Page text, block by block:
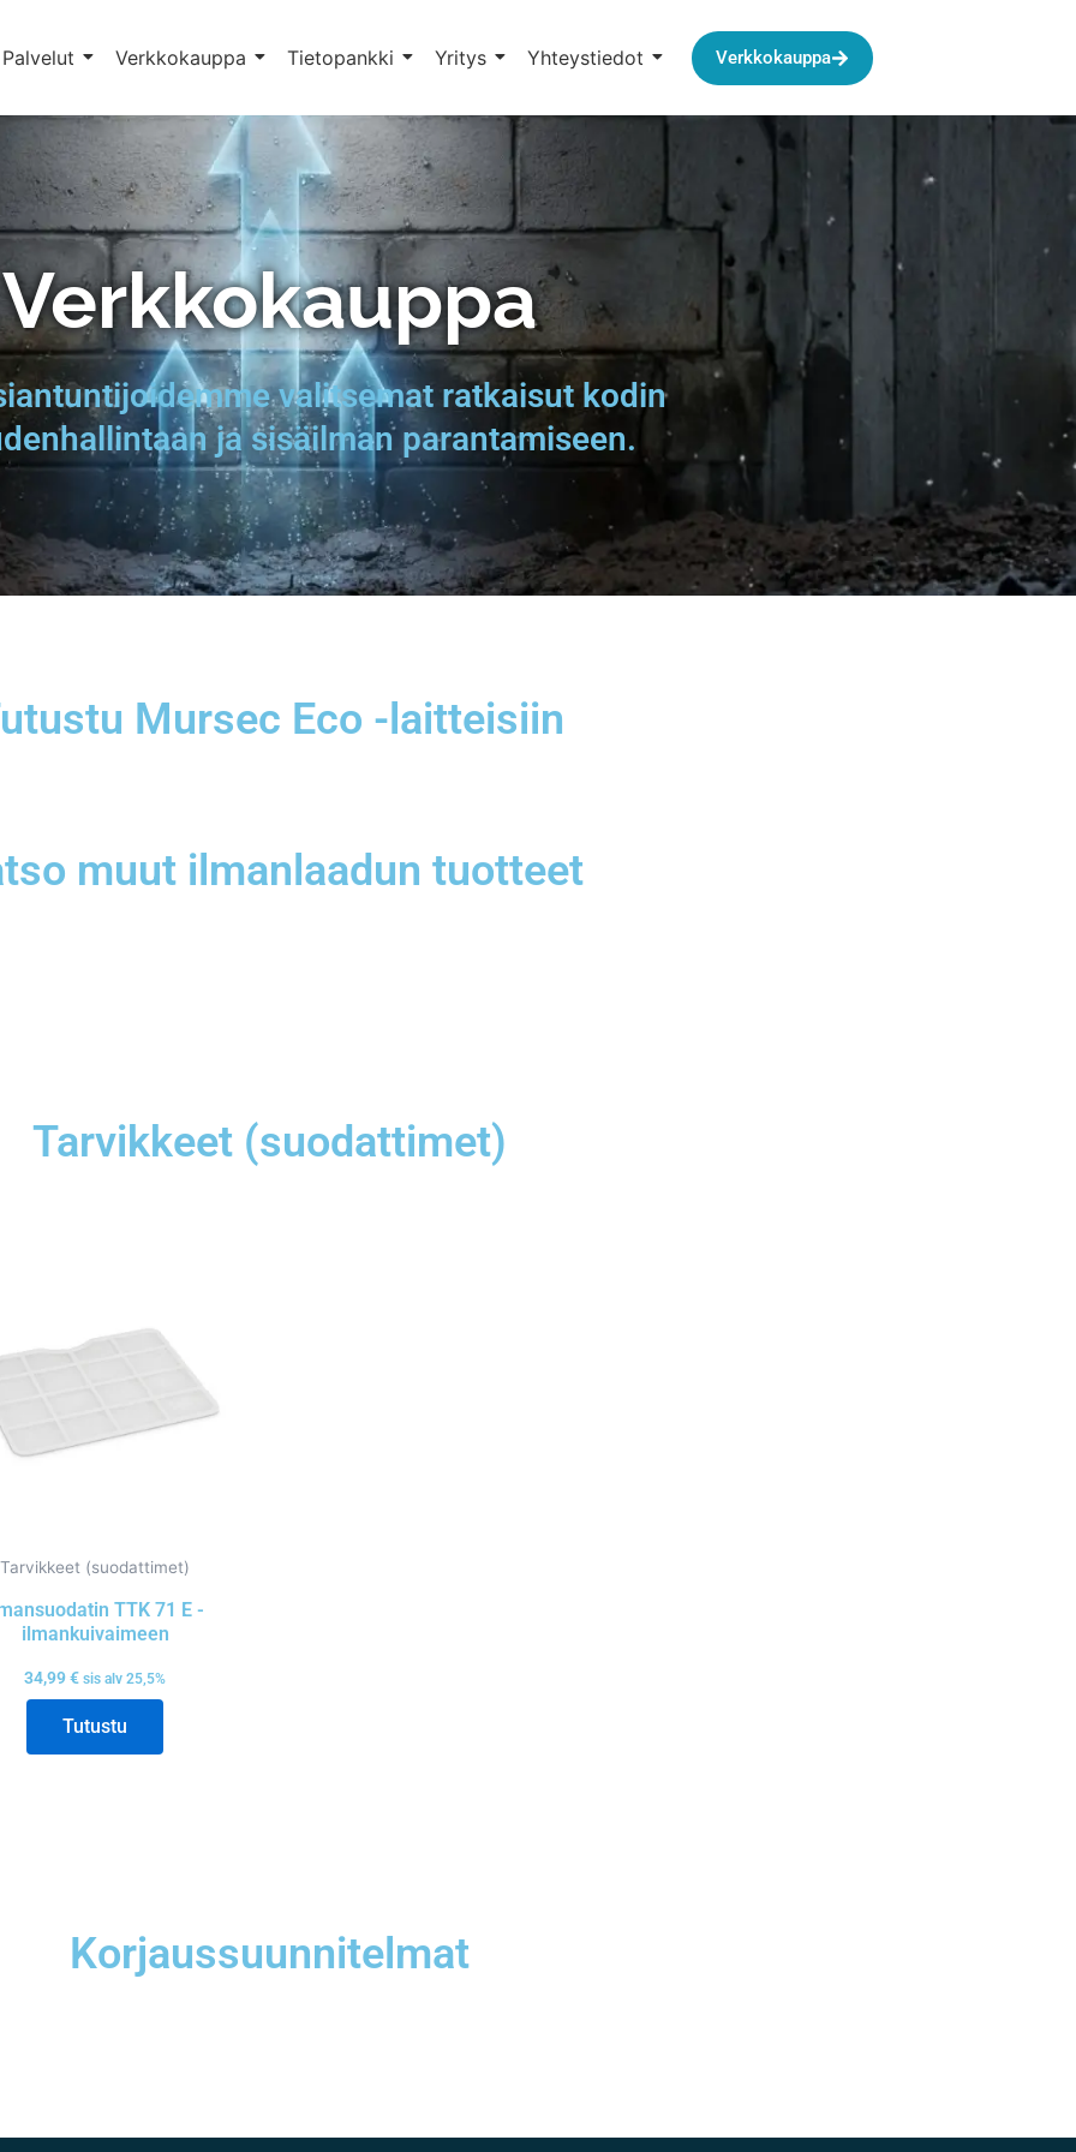
Palvelut Verkkokauppa Tietopankki Yritys Yhteystiedot Verkkokauppa
Verkkokauppa
valitsemat ratkaisut kodin
ja sisäilman parantamiseen.
Mursec Eco -laitteisiin
muut ilmanlaadun tuotteet
Tarvikkeet (suodattimet)
Tarvikkeet (suodattimet)
TTK 71 E -
ilmankuivaimeen
34,99€ sis alv 25,5%
Tutustu
Korjaussuunnitelmat